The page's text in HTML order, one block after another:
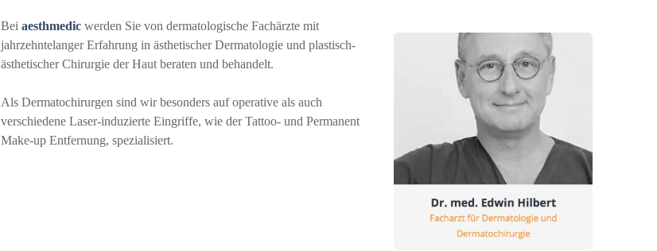
Bei aesthmedicwerden Sie von dermatologische Fachärzte mit
jahrzehntelanger Erfahrung in ästhetischer Dermatologie und plastisch-
ästhetischer Chirurgie der Haut beraten und behandelt.
Als Dermatochirurgen sind wir besonders auf operative als auch
verschiedene Laser-induzierte Eingriffe, wie der Tattoo- und Permanent
Make-up Entfernung, spezialisiert.